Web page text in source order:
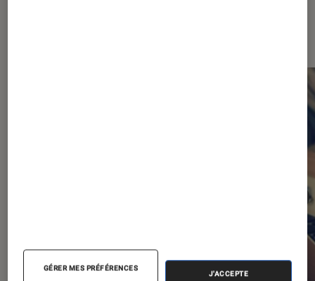
GÉRER MES PRÉFÉRENCES
J'ACCEPTE